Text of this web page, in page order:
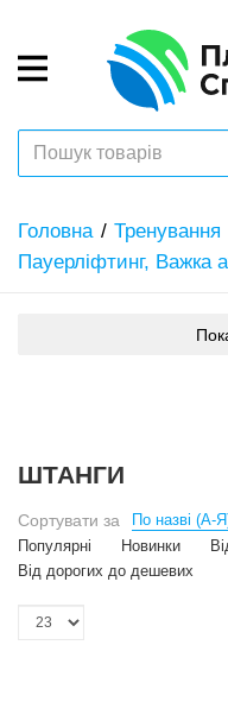
Головна
Тренування
Пауерліфтинг, Важка
ШТАНГИ
Сортувати за По назві (А-
Популярні
Новинки
Від дорогих до дешевих